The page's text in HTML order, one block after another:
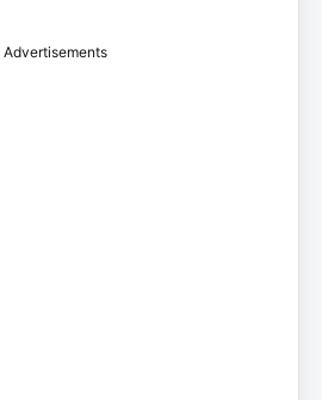
Advertisements